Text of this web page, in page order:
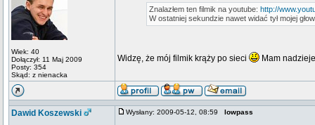
Wiek: 40
Dołączył: 11 Maj 2009
Posty: 354
Skąd: z nienacka
Znalazłem ten filmik na youtube: http://
W ostatniej sekundzie nawet widać tył mojej
Widzę, że mój filmik krąży po sieci Mam
Dawid Koszewski Wysłany: 2009-05-12, 08:59 lowpass